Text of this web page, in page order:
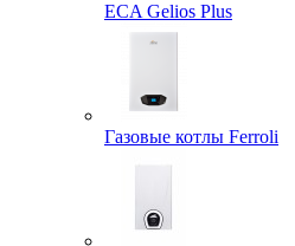
ECA Gelios Plus
Газовые котлы Ferroli